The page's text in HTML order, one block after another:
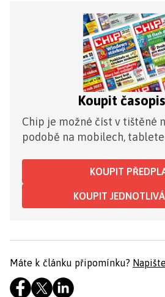
Koupit
Chip je možné číst v tištěné
podobě na mobilech,
KOUPIT
KOUPIT
Máte k článku připomínku?